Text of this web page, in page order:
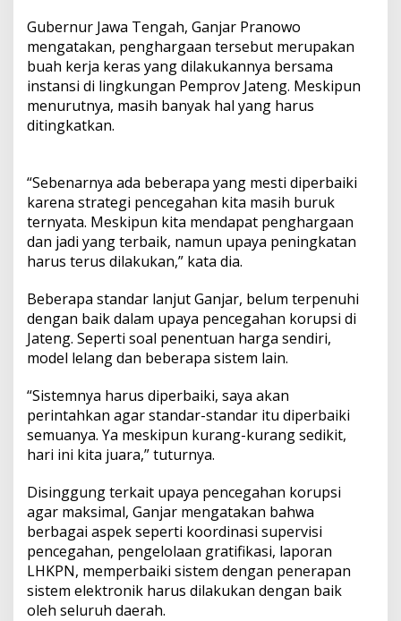
Gubernur Jawa Tengah, Ganjar Pranowo
mengatakan, penghargaan tersebut merupakan
buah kerja keras yang dilakukannya bersama
instansi di lingkungan Pemprov Jateng. Meskipun
menurutnya, masih banyak hal yang harus
ditingkatkan.
“Sebenarnya ada beberapa yang mesti diperbaiki
karena strategi pencegahan kita masih buruk
ternyata. Meskipun kita mendapat penghargaan
dan jadi yang terbaik, namun upaya peningkatan
harus terus dilakukan,” kata dia.
Beberapa standar lanjut Ganjar, belum terpenuhi
dengan baik dalam upaya pencegahan korupsi di
Jateng. Seperti soal penentuan harga sendiri,
model lelang dan beberapa sistem lain.
“Sistemnya harus diperbaiki, saya akan
perintahkan agar standar-standar itu diperbaiki
semuanya. Ya meskipun kurang-kurang sedikit,
hari ini kita juara,” tuturnya.
Disinggung terkait upaya pencegahan korupsi
agar maksimal, Ganjar mengatakan bahwa
berbagai aspek seperti koordinasi supervisi
pencegahan, pengelolaan gratifikasi, laporan
LHKPN, memperbaiki sistem dengan penerapan
sistem elektronik harus dilakukan dengan baik
oleh seluruh daerah.